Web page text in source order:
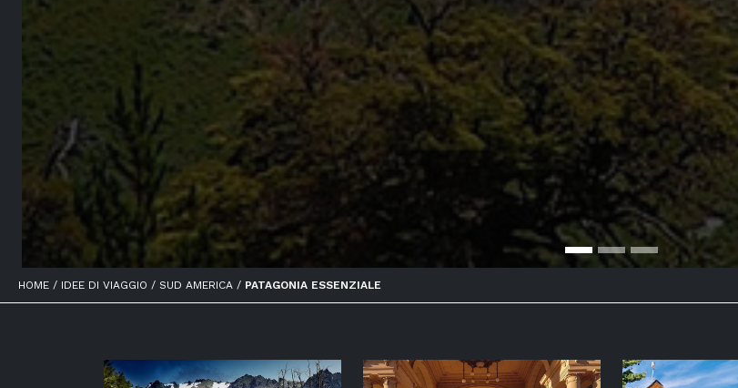
HOME / IDEE DI VIAGGIO / SUD AMERICA / PATAGONIA ESSENZIALE